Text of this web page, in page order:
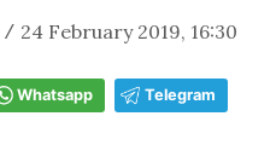
/ 24 February 2019, 16:30
Whatsapp Telegram